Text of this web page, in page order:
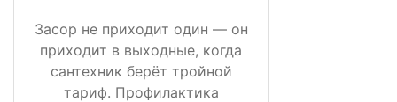
Засор не приходит один — он
приходит в выходные, когда
сантехник берёт тройной
тариф. Профилактика